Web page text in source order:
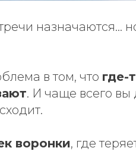
назначаются…
в том, что где-
. И чаще всего
воронки, где